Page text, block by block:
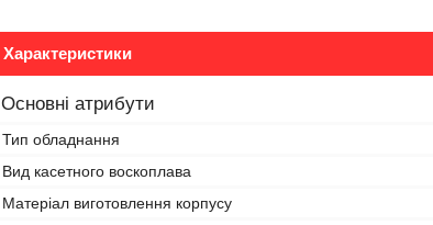
Характеристики
Основні атрибути
Тип обладнання
Вид касетного воскоплава
Матеріал виготовлення корпусу